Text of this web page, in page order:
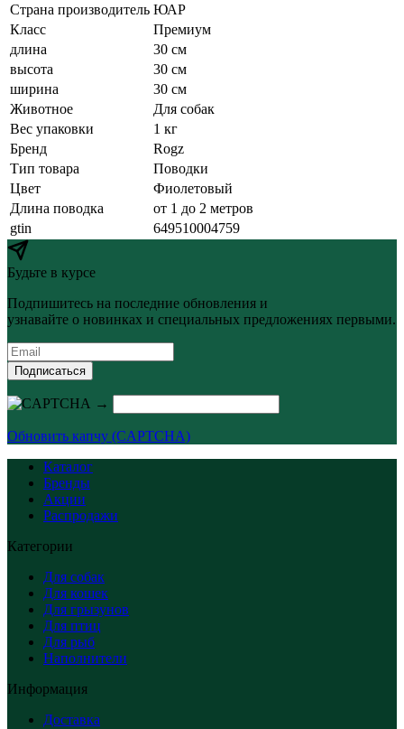
Страна производитель ЮАР
Класс
Премиум
длина
30 см
высота
30 см
ширина
30 см
Животное
Для собак
Вес упаковки
1 кг
Бренд
Rogz
Тип товара
Поводки
Цвет
Фиолетовый
Длина поводка
от 1 до 2 метров
gtin
649510004759
Будьте в курсе
Подпишитесь на последние обновления и
узнавайте о новинках и специальных предложениях первыми.
Подписаться
→
Обновить капчу (CAPTCHA)
Каталог
Бренды
Акции
Распродажи
Категории
Для собак
Для кошек
Для грызунов
Для птиц
Для рыб
Наполнители
Информация
Доставка